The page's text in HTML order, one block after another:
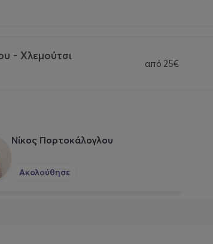
- Χλεμούτσι
από 25€
Νίκος Πορτοκάλογλου
Ακολούθησε